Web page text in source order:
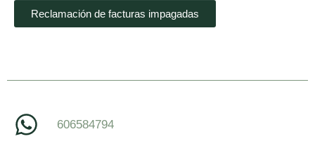
Reclamación de facturas impagadas
606584794